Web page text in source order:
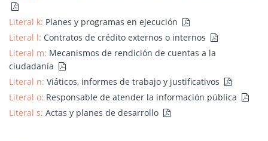
Literal k: Planes y programas en ejecución
Literal l: Contratos de crédito externos o internos
Literal m: Mecanismos de rendición de cuentas a la
ciudadanía
Literal n: Viáticos, informes de trabajo y justificativos
Literal o: Responsable de atender la información pública
Literal s: Actas y planes de desarrollo